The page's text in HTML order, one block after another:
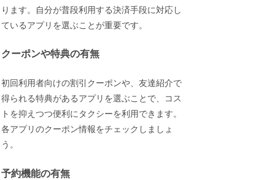
ります。自分が普段利用する決済手段に対応し
ているアプリを選ぶことが重要です。
クーポンや特典の有無
初回利用者向けの割引クーポンや、友達紹介で
得られる特典があるアプリを選ぶことで、コス
トを抑えつつ便利にタクシーを利用できます。
各アプリのクーポン情報をチェックしましょ
う。
予約機能の有無